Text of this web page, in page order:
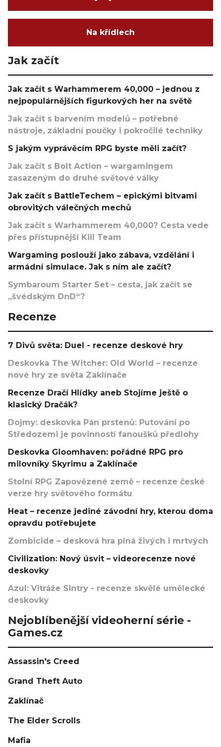
Na křídlech
Jak začít
Jak začít s Warhammerem 40,000 – jednou z
nejpopulárnějších figurkových her na světě
Jak začít s barvením modelů – potřebné
nástroje, základní poučky i pokročilé techniky
S jakým vyprávěcím RPG byste měli začít?
Jak začít s Bolt Action – wargamingem
zasazeným do druhé světové války
Jak začít s BattleTechem – epickými bitvami
obrovitých válečných mechů
Jak začít s Warhammerem 40,000? Cesta vede
přes přístupnější Kill Team
Wargaming poslouží jako zábava, vzdělání i
armádní simulace. Jak s ním ale začít?
Symbaroum Starter Set – cesta, jak začít se
„švédským DnD“?
Recenze
7 Divů světa: Duel - recenze deskové hry
Deskovka The Witcher: Old World – recenze
nové hry ze světa Zaklínače
Recenze Dračí Hlídky aneb Stojíme ještě o
klasický Dračák?
Dojmy: deskovka Pán prstenů: Putování po
Středozemi je povinností fanoušků předlohy
Deskovka Gloomhaven: pořádné RPG pro
milovníky Skyrimu a Zaklínače
Stolní RPG Zapovězené země – recenze české
verze hry světového formátu
Heat – recenze jediné závodní hry, kterou doma
opravdu potřebujete
Zombicide – desková hra plná živých i mrtvých
Civilization: Nový úsvit – videorecenze nové
deskovky
Azul: Vitráže Sintry - recenze skvělé umělecké
deskovky
Nejoblíbenější videoherní série -
Games.cz
Assassin's Creed
Grand Theft Auto
Zaklínač
The Elder Scrolls
Mafia